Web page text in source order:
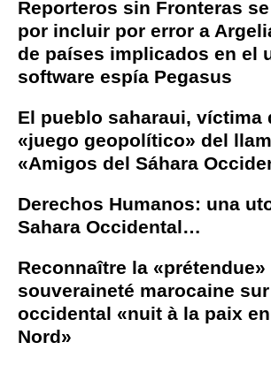
Reporteros sin Fronteras
por incluir por error a
de países implicados en el
software espía Pegasus
El pueblo saharaui, víctima
«juego geopolítico» del
«Amigos del Sáhara
Derechos Humanos: una
Sahara Occidental…
Reconnaître la «prétendue»
souveraineté marocaine
occidental «nuit à la paix
Nord»